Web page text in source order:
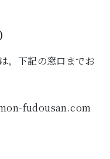
，下記の窓口までお
fudousan.com